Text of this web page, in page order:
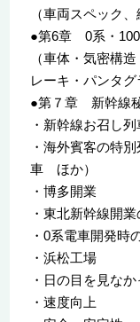
（車両スペック
●第6章 0系・
（車体・気密構
レーキ・パンタグ
●第７章 新幹線
・新幹線お召し列
・海外賓客の特
車 ほか）
・博多開業
・東北新幹線開業
・0系電車開発時
・浜松工場
・日の目を見な
・速度向上